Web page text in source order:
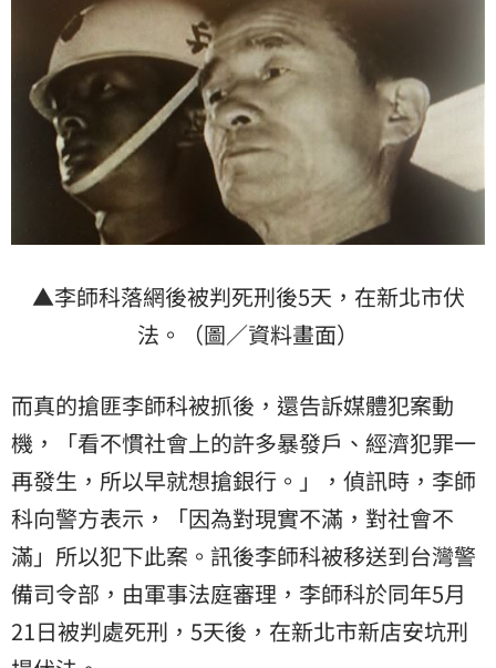
▲李師科落網後被判死刑後5天，在新北市伏
法。（圖／資料畫面）
而真的搶匪李師科被抓後，還告訴媒體犯案動
機，「看不慣社會上的許多暴發戶、經濟犯罪一
再發生，所以早就想搶銀行。」，偵訊時，李師
科向警方表示，「因為對現實不滿，對社會不
滿」所以犯下此案。訊後李師科被移送到台灣警
備司令部，由軍事法庭審理，李師科於同年5月
21日被判處死刑，5天後，在新北市新店安坑刑